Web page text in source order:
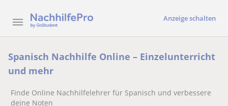
Anzeige schalten
Spanisch Nachhilfe Online – Einzelunterricht
und mehr
Finde Online Nachhilfelehrer für Spanisch und verbessere
deine Noten